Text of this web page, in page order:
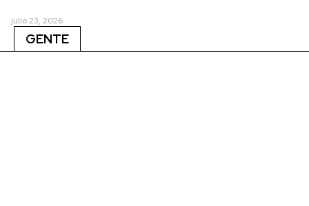
julio 23, 2026
GENTE